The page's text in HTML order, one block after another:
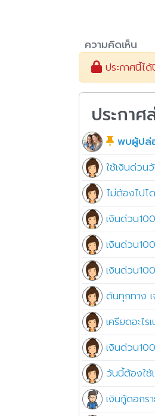
ความคิดเห็น
ประกาศนี้ไ
ประกา
พบผู้ปล่
ใช้เงินด่วน
ไม่ต้องไปโ
เงินด่วน
เงินด่วน
เงินด่วน
ตันทุกทาง
เครียดอะไ
เงินด่วน
วันนี้ต้องใ
เงินกู้ดอกร